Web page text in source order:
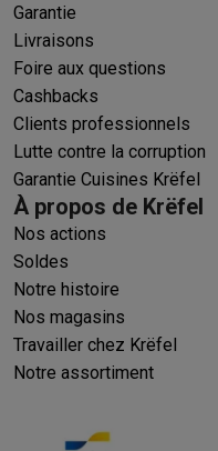
Garantie
Livraisons
Foire aux questions
Cashbacks
Clients professionnels
Lutte contre la corruption
Garantie Cuisines Krëfel
À propos de Krëfel
Nos actions
Soldes
Notre histoire
Nos magasins
Travailler chez Krëfel
Notre assortiment